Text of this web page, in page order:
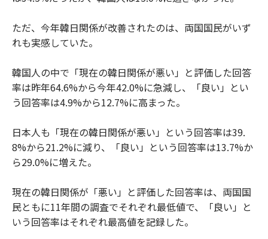
ただ、今年韓日関係が改善されたのは、両国国民がいず
れも実感していた。
韓国人の中で「現在の韓日関係が悪い」と評価した回答
率は昨年64.6%から今年42.0%に急減し、「良い」とい
う回答率は4.9%から12.7%に高まった。
日本人も「現在の韓日関係が悪い」という回答率は39.
8%から21.2%に減り、「良い」という回答率は13.7%か
ら29.0%に増えた。
現在の韓日関係が「悪い」と評価した回答率は、両国国
民ともに11年間の調査でそれぞれ最低値で、「良い」と
いう回答率はそれぞれ最高値を記録した。